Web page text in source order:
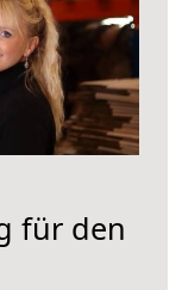
für den